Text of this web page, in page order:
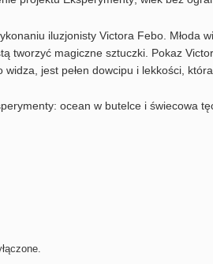
iluzjonisty Victora Febo. Młoda
tworzyć magiczne sztuczki. Pokaz
widza, jest pełen dowcipu i lekkości,
ocean w butelce i świecowa